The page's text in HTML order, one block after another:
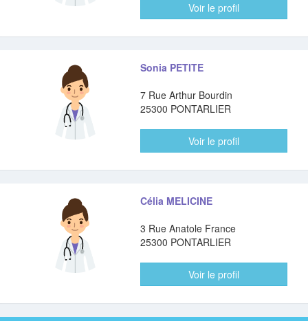
Voir le profil
Sonia PETITE
7 Rue Arthur Bourdin
25300 PONTARLIER
Voir le profil
Célia MELICINE
3 Rue Anatole France
25300 PONTARLIER
Voir le profil